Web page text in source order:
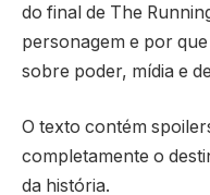
do final de The
personagem e por
sobre poder, mídia e
O texto contém
completamente o
da história.